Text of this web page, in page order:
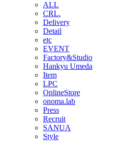
ALL
CRL.
Delivery
Detail
etc
EVENT
Factory&Studio
Hankyu Umeda
Item
LPC
OnlineStore
onoma.lab
Press
Recruit
SANUA
Style